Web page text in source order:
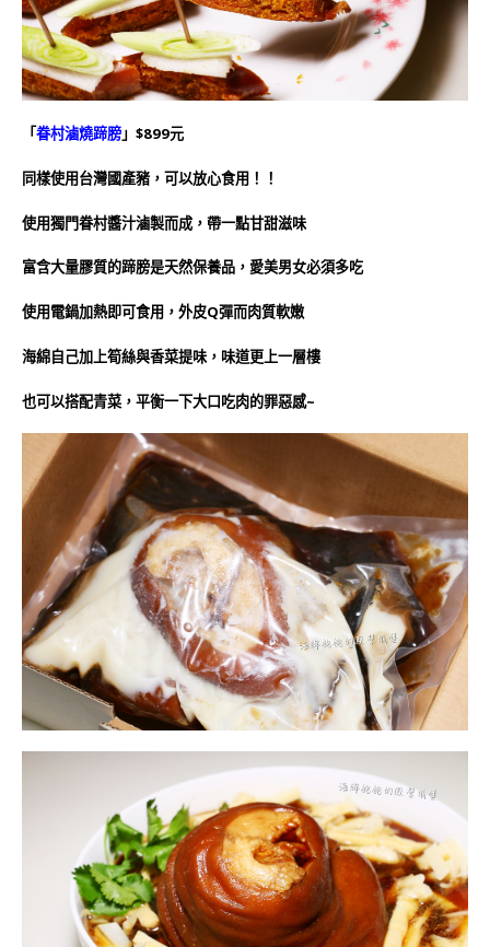
「眷村滷燒蹄膀」$899元
同樣使用台灣國產豬，可以放心食用！！
使用獨門眷村醬汁滷製而成，帶一點甘甜滋味
富含大量膠質的蹄膀是天然保養品，愛美男女必須多吃
使用電鍋加熱即可食用，外皮Q彈而肉質軟嫩
海綿自己加上筍絲與香菜提味，味道更上一層樓
也可以搭配青菜，平衡一下大口吃肉的罪惡感~